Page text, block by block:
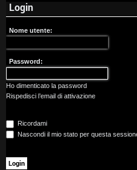
r
g
o
m
e
n
t
i
Login
Nome utente:
Password:
Ho dimenticato la password
Rispedisci l’email di attivazione
Ricordami
Nascondi il mio stato per questa